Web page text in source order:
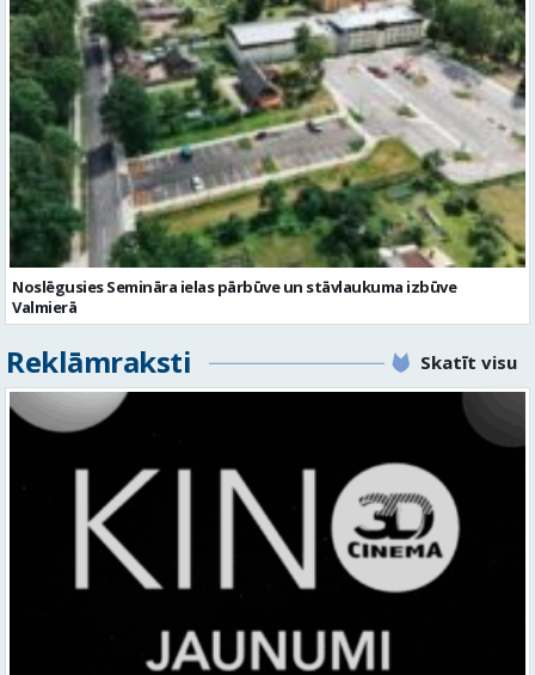
Noslēgusies Semināra ielas pārbūve un stāvlaukuma izbūve
Valmierā
Reklāmraksti Skatīt visu